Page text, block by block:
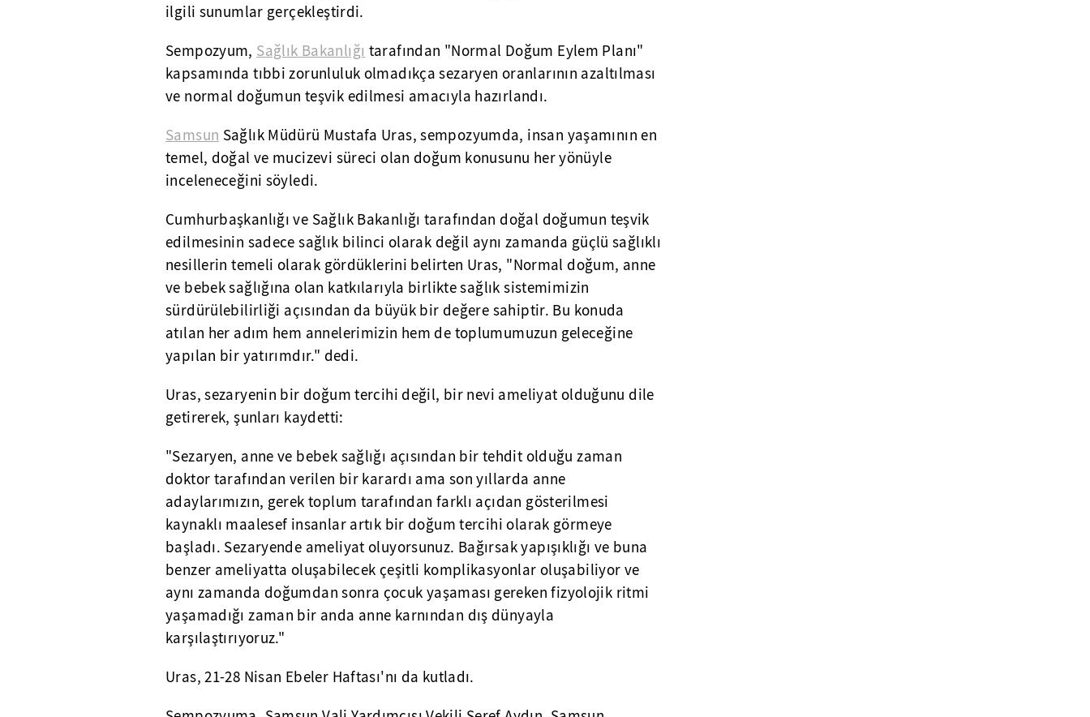
ilgili sunumlar gerçekleştirdi.
Sempozyum, Sağlık Bakanlığı tarafından "Normal Doğum Eylem Planı"
kapsamında tıbbi zorunluluk olmadıkça sezaryen oranlarının azaltılması
ve normal doğumun teşvik edilmesi amacıyla hazırlandı.
Samsun Sağlık Müdürü Mustafa Uras, sempozyumda, insan yaşamının en
temel, doğal ve mucizevi süreci olan doğum konusunu her yönüyle
inceleneceğini söyledi.
Cumhurbaşkanlığı ve Sağlık Bakanlığı tarafından doğal doğumun teşvik
edilmesinin sadece sağlık bilinci olarak değil aynı zamanda güçlü sağlıklı
nesillerin temeli olarak gördüklerini belirten Uras, "Normal doğum, anne
ve bebek sağlığına olan katkılarıyla birlikte sağlık sistemimizin
sürdürülebilirliği açısından da büyük bir değere sahiptir. Bu konuda
atılan her adım hem annelerimizin hem de toplumumuzun geleceğine
yapılan bir yatırımdır." dedi.
Uras, sezaryenin bir doğum tercihi değil, bir nevi ameliyat olduğunu dile
getirerek, şunları kaydetti:
"Sezaryen, anne ve bebek sağlığı açısından bir tehdit olduğu zaman
doktor tarafından verilen bir karardı ama son yıllarda anne
adaylarımızın, gerek toplum tarafından farklı açıdan gösterilmesi
kaynaklı maalesef insanlar artık bir doğum tercihi olarak görmeye
başladı. Sezaryende ameliyat oluyorsunuz. Bağırsak yapışıklığı ve buna
benzer ameliyatta oluşabilecek çeşitli komplikasyonlar oluşabiliyor ve
aynı zamanda doğumdan sonra çocuk yaşaması gereken fizyolojik ritmi
yaşamadığı zaman bir anda anne karnından dış dünyayla
karşılaştırıyoruz."
Uras, 21-28 Nisan Ebeler Haftası'nı da kutladı.